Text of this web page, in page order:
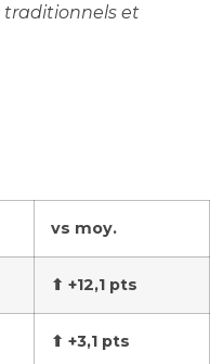
traditionnels et
vs moy.
⬆ +12,1 pts
⬆ +3,1 pts